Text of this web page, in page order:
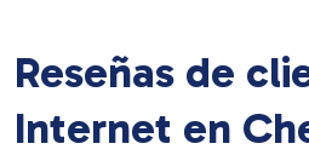
Reseñas de
Internet en